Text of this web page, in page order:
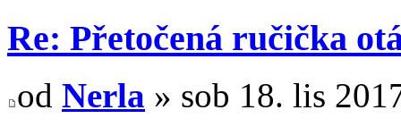
Re: Přetočená ručička
od Nerla » sob 18. lis